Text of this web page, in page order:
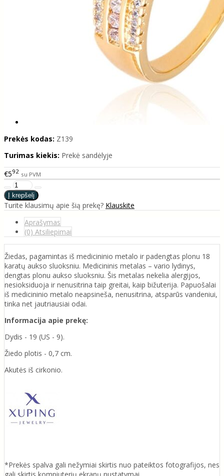
Prekės kodas: Z139
Turimas kiekis: Prekė sandėlyje
€592 su PVM
Turite klausimų apie šią prekę? Klauskite
Aprašymas
(0) Atsiliepimai
Žiedas, pagamintas iš medicininio metalo ir padengtas plonu 18
karatų aukso sluoksniu. Medicininis metalas – vario lydinys,
dengtas plonu aukso sluoksniu. Šis metalas nekelia alergijos,
nesioksiduoja ir nenusitrina taip greitai, kaip bižuterija. Papuošalai
iš medicininio metalo neapsineša, nenusitrina, atsparūs vandeniui,
tinka net jautriausiai odai.
Informacija apie prekę:
Dydis - 19 (US - 9).
Žiedo plotis - 0,7 cm.
Akutės iš cirkonio.
*Prekės spalva gali nežymiai skirtis nuo pateiktos fotografijos, nes